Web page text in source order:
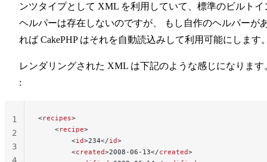
ンツタイプとして XML を利用していて、標準のビルトイ
ヘルパーは存在しないのですが、 もし自作のヘルパーが
れば CakePHP はそれを自動読込みして利用可能にします
レンダリングされた XML は下記のような感じになります
:
<recipes>
    <
recipe>
        <
id>234</id>
        <
created>2008-06-13</created>
1
2
3
4